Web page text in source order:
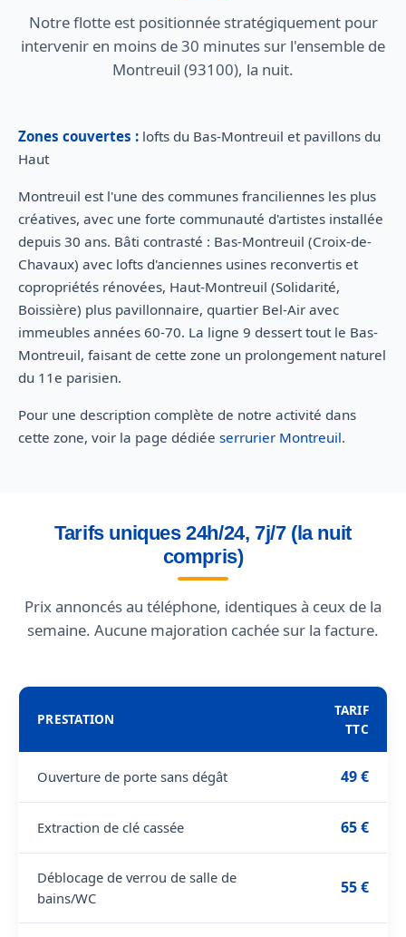
Notre flotte est positionnée stratégiquement pour
intervenir en moins de 30 minutes sur l'ensemble de
Montreuil (93100), la nuit.
Zones couvertes : lofts du Bas-Montreuil et pavillons du
Haut
Montreuil est l'une des communes franciliennes les plus
créatives, avec une forte communauté d'artistes installée
depuis 30 ans. Bâti contrasté : Bas-Montreuil (Croix-de-
Chavaux) avec lofts d'anciennes usines reconvertis et
copropriétés rénovées, Haut-Montreuil (Solidarité,
Boissière) plus pavillonnaire, quartier Bel-Air avec
immeubles années 60-70. La ligne 9 dessert tout le Bas-
Montreuil, faisant de cette zone un prolongement naturel
du 11e parisien.
Pour une description complète de notre activité dans
cette zone, voir la page dédiée serrurier Montreuil.
Tarifs uniques 24h/24, 7j/7 (la nuit
compris)
Prix annoncés au téléphone, identiques à ceux de la
semaine. Aucune majoration cachée sur la facture.
PRESTATION
TARIF
TTC
Ouverture de porte sans dégât 49 €
Extraction de clé cassée 65 €
Déblocage de verrou de salle de
bains/WC
55 €